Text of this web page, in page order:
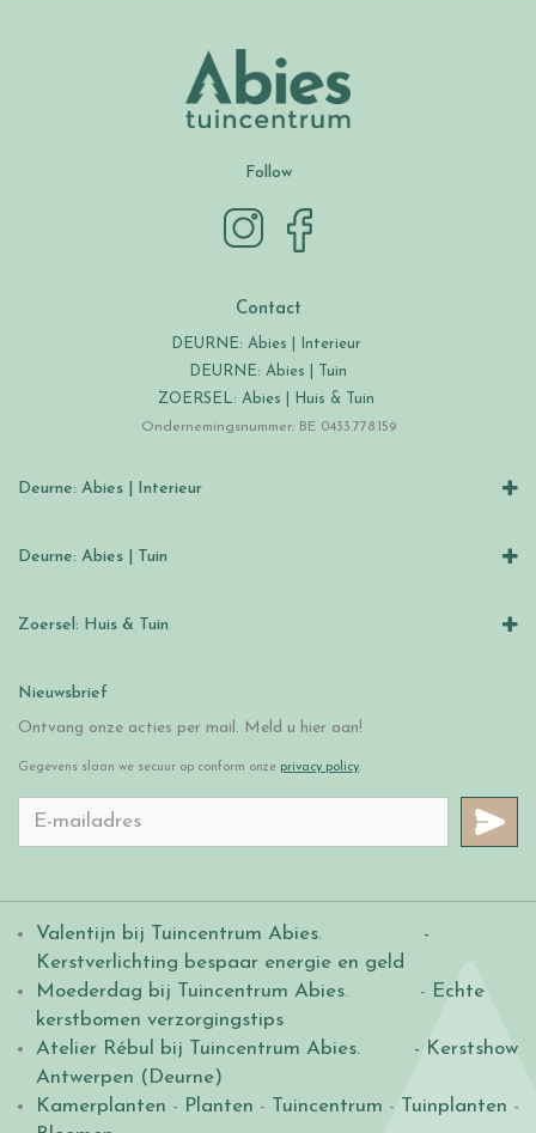
Follow
Contact
DEURNE: Abies | Interieur
DEURNE: Abies | Tuin
ZOERSEL: Abies | Huis & Tuin
Ondernemingsnummer: BE 0433.778.159
Deurne: Abies | Interieur
Deurne: Abies | Tuin
Zoersel: Huis & Tuin
Nieuwsbrief
Ontvang onze acties per mail. Meld u hier aan!
Gegevens slaan we secuur op conform onze privacy policy.
Valentijn bij Tuincentrum Abies.
-
Kerstverlichting bespaar energie en geld
Moederdag bij Tuincentrum Abies. - Echte
kerstbomen verzorgingstips
Atelier Rébul bij Tuincentrum Abies.
- Kerstshow
Antwerpen (Deurne)
Kamerplanten - Planten - Tuincentrum - Tuinplanten -